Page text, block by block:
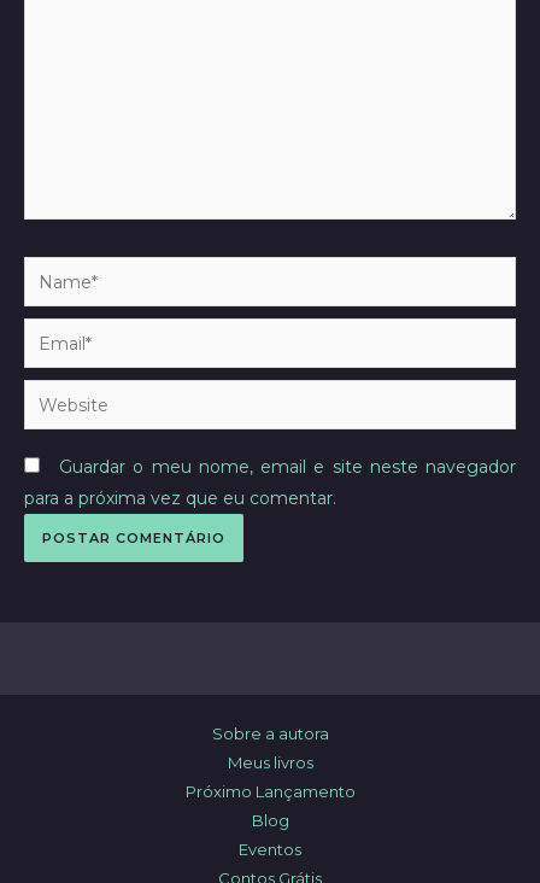
Name*
Email*
Website
Guardar o meu nome, email e site neste navegador
para a próxima vez que eu comentar.
Sobre a autora
Meus livros
Próximo Lançamento
Blog
Eventos
Contos Grátis